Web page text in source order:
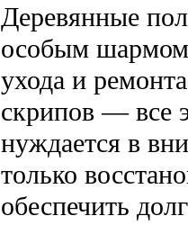
Деревянные
особым шармом
ухода и
скрипов — все
нуждается в
только
обеспечить